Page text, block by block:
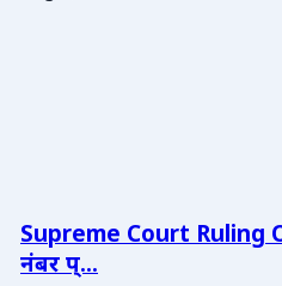
Supreme Court Ruling
नंबर प्...